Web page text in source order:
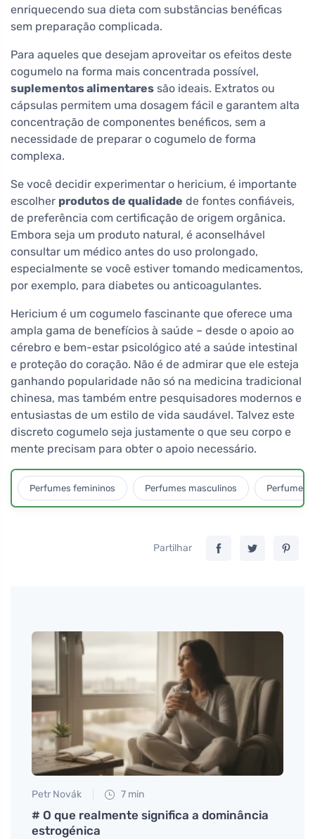
enriquecendo sua dieta com substâncias benéficas
sem preparação complicada.
Para aqueles que desejam aproveitar os efeitos deste
cogumelo na forma mais concentrada possível,
suplementos alimentares são ideais. Extratos ou
cápsulas permitem uma dosagem fácil e garantem alta
concentração de componentes benéficos, sem a
necessidade de preparar o cogumelo de forma
complexa.
Se você decidir experimentar o hericium, é importante
escolher produtos de qualidade de fontes confiáveis,
de preferência com certificação de origem orgânica.
Embora seja um produto natural, é aconselhável
consultar um médico antes do uso prolongado,
especialmente se você estiver tomando medicamentos,
por exemplo, para diabetes ou anticoagulantes.
Hericium é um cogumelo fascinante que oferece uma
ampla gama de benefícios à saúde – desde o apoio ao
cérebro e bem-estar psicológico até a saúde intestinal
e proteção do coração. Não é de admirar que ele esteja
ganhando popularidade não só na medicina tradicional
chinesa, mas também entre pesquisadores modernos e
entusiastas de um estilo de vida saudável. Talvez este
discreto cogumelo seja justamente o que seu corpo e
mente precisam para obter o apoio necessário.
Perfumes femininos Perfumes masculinos Perfumes
Partilhar
Petr Novák 7 min
# O que realmente significa a dominância
estrogénica